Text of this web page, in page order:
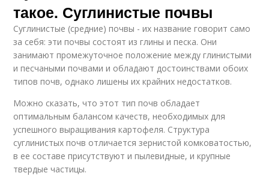
такое. Суглинистые почвы
Суглинистые (средние) почвы - их название говорит само
за себя: эти почвы состоят из глины и песка. Они
занимают промежуточное положение между глинистыми
и песчаными почвами и обладают достоинствами обоих
типов почв, однако лишены их крайних недостатков.
Можно сказать, что этот тип почв обладает
оптимальным балансом качеств, необходимых для
успешного выращивания картофеля. Структура
суглинистых почв отличается зернистой комковатостью,
в ее составе присутствуют и пылевидные, и крупные
твердые частицы.